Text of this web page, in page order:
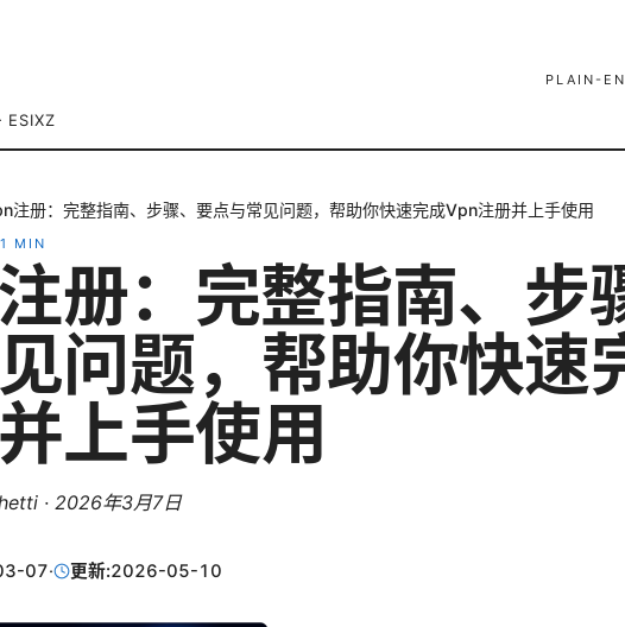
PLAIN-
注册：完整指南、步骤、要点与常见问题，帮助你快速完成Vpn注册并上手使用
1 MIN
册：完整指南、步
问题，帮助你快速
上手使用
· 2026年3月7日
07· 更新:2026-05-10